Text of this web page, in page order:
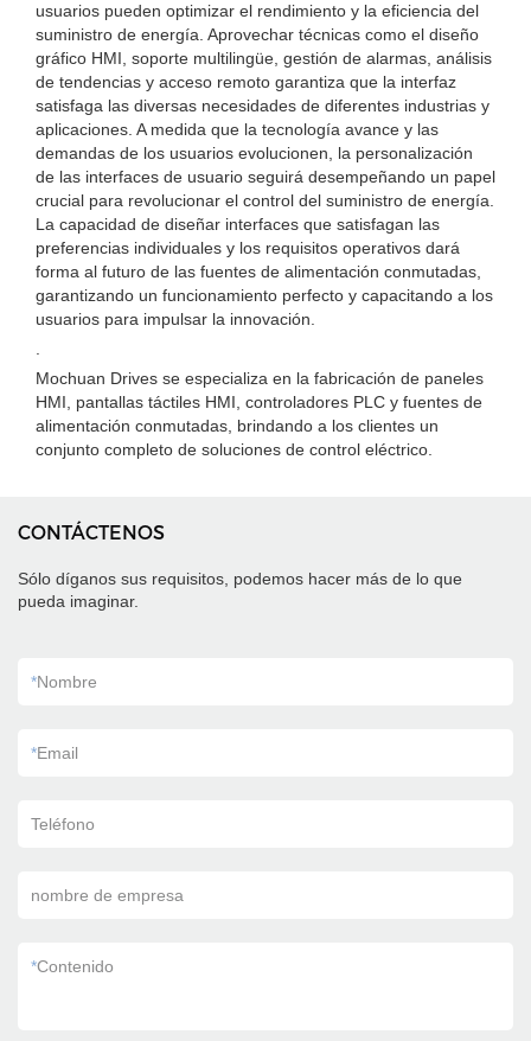
usuarios pueden optimizar el rendimiento y la eficiencia del
suministro de energía. Aprovechar técnicas como el diseño
gráfico HMI, soporte multilingüe, gestión de alarmas, análisis
de tendencias y acceso remoto garantiza que la interfaz
satisfaga las diversas necesidades de diferentes industrias y
aplicaciones. A medida que la tecnología avance y las
demandas de los usuarios evolucionen, la personalización
de las interfaces de usuario seguirá desempeñando un papel
crucial para revolucionar el control del suministro de energía.
La capacidad de diseñar interfaces que satisfagan las
preferencias individuales y los requisitos operativos dará
forma al futuro de las fuentes de alimentación conmutadas,
garantizando un funcionamiento perfecto y capacitando a los
usuarios para impulsar la innovación.
Mochuan Drives se especializa en la fabricación de paneles
HMI, pantallas táctiles HMI, controladores PLC y fuentes de
alimentación conmutadas, brindando a los clientes un
conjunto completo de soluciones de control eléctrico.
CONTÁCTENOS
Sólo díganos sus requisitos, podemos hacer más de lo que
pueda imaginar.
*Nombre
*Email
Teléfono
nombre de empresa
*Contenido